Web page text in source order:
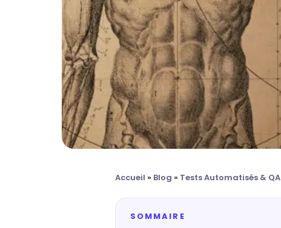
Accueil » Blog » Tests Automatisés & QA
SOMMAIRE